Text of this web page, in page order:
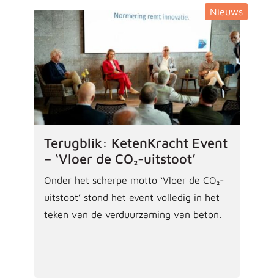
Nieuws
Terugblik: KetenKracht Event
– ‘Vloer de CO₂-uitstoot’
Onder het scherpe motto ‘Vloer de CO₂-
uitstoot’ stond het event volledig in het
teken van de verduurzaming van beton.